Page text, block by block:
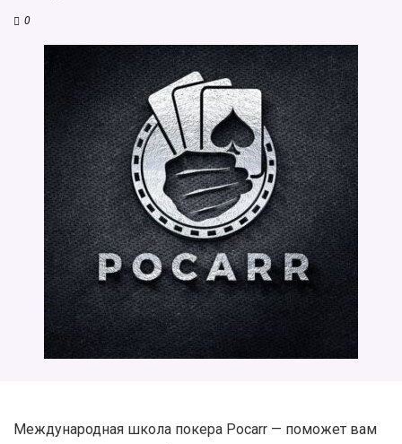
0
Международная школа покера Pocarr — поможет вам